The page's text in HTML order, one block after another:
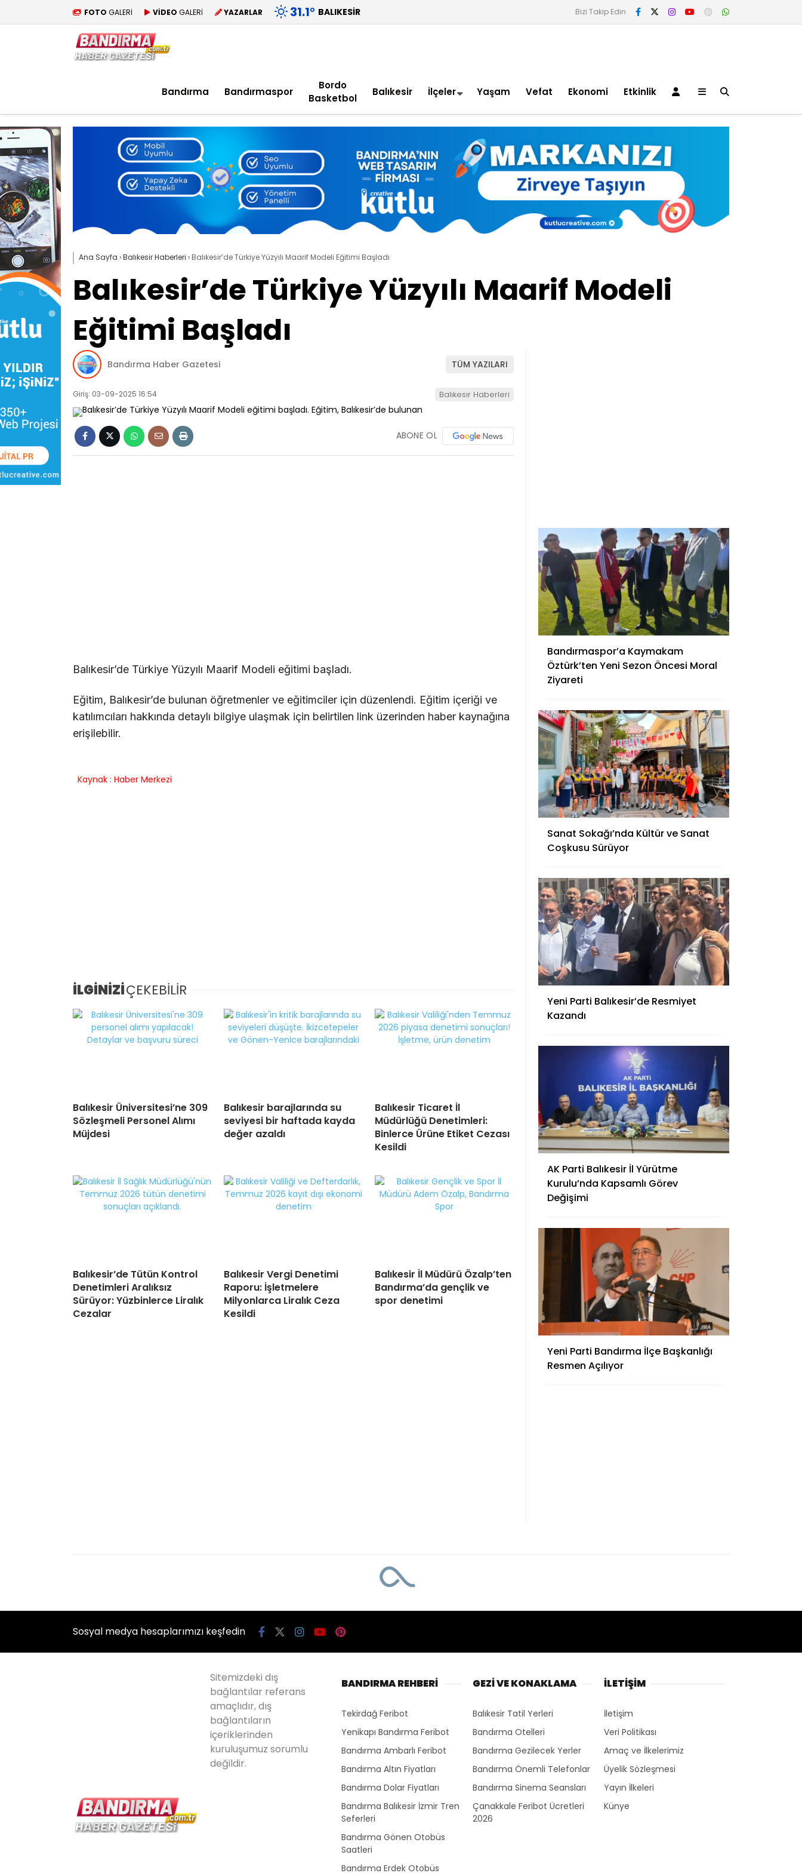
FOTO GALERİ VİDEO GALERİ YAZARLAR 31.1° BALIKESIR Bizi Takip Edin
Bandırma Bandırmaspor
Bordo
Basketbol
Balıkesir İlçeler Yaşam Vefat Ekonomi Etkinlik
Ana Sayfa ›Balıkesir Haberleri › Balıkesir’de Türkiye Yüzyılı Maarif Modeli Eğitimi Başladı
Balıkesir’de Türkiye Yüzyılı Maarif Modeli
Eğitimi Başladı
Bandırma Haber Gazetesi TÜM YAZILARI
Giriş: 03-09-2025 16:54 Balıkesir Haberleri
ABONE OL
Balıkesir’de Türkiye Yüzyılı Maarif Modeli eğitimi başladı.
Eğitim, Balıkesir’de bulunan öğretmenler ve eğitimciler için düzenlendi. Eğitim içeriği ve
katılımcıları hakkında detaylı bilgiye ulaşmak için belirtilen link üzerinden haber kaynağına
erişilebilir.
Kaynak : Haber Merkezi
İLGİNİZİÇEKEBİLİR
Balıkesir Üniversitesi’ne 309
Sözleşmeli Personel Alımı
Müjdesi
Balıkesir barajlarında su
seviyesi bir haftada kayda
değer azaldı
Balıkesir Ticaret İl
Müdürlüğü Denetimleri:
Binlerce Ürüne Etiket Cezası
Kesildi
Balıkesir’de Tütün Kontrol
Denetimleri Aralıksız
Sürüyor: Yüzbinlerce Liralık
Cezalar
Balıkesir Vergi Denetimi
Raporu: İşletmelere
Milyonlarca Liralık Ceza
Kesildi
Balıkesir İl Müdürü Özalp’ten
Bandırma’da gençlik ve
spor denetimi
Bandırmaspor’a Kaymakam
Öztürk’ten Yeni Sezon Öncesi Moral
Ziyareti
Sanat Sokağı’nda Kültür ve Sanat
Coşkusu Sürüyor
Yeni Parti Balıkesir’de Resmiyet
Kazandı
AK Parti Balıkesir İl Yürütme
Kurulu’nda Kapsamlı Görev
Değişimi
Yeni Parti Bandırma İlçe Başkanlığı
Resmen Açılıyor
Sosyal medya hesaplarımızı keşfedin
Sitemizdeki dış
bağlantılar referans
amaçlıdır, dış
bağlantıların
içeriklerinden
kuruluşumuz sorumlu
değildir.
BANDIRMA REHBERİ
Tekirdağ Feribot
Yenikapı Bandırma Feribot
Bandırma Ambarlı Feribot
Bandırma Altın Fiyatları
Bandırma Dolar Fiyatları
Bandırma Balıkesir İzmir Tren
Seferleri
Bandırma Gönen Otobüs
Saatleri
Bandırma Erdek Otobüs
GEZİ VE KONAKLAMA
Balıkesir Tatil Yerleri
Bandırma Otelleri
Bandırma Gezilecek Yerler
Bandırma Önemli Telefonlar
Bandırma Sinema Seansları
Çanakkale Feribot Ücretleri
2026
İLETİŞİM
İletişim
Veri Politikası
Amaç ve İlkelerimiz
Üyelik Sözleşmesi
Yayın İlkeleri
Künye